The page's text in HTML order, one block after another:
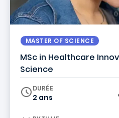
MASTER OF SCIENCE
MSc in Healthcare
Science
DURÉE
2 ans